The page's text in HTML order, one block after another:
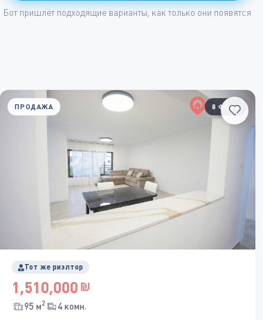
Бот пришлёт подходящие варианты, как только они появятся
8 ФОТО
ПРОДАЖА
Тот же риэлтор
1,510,000
95 м2 4 комн.